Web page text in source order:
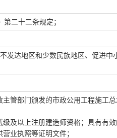
二十二条规定；
发达地区和少数民族地区、促进
管部门颁发的市政公用工程施工
及以上注册建造师资格；具有有
业执照等证明文件；